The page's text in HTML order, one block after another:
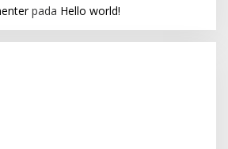
pada Hello world!